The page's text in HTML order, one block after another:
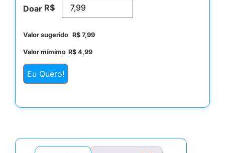
Doar R$
Valor sugerido R$ 7,99
Valor mímimo R$ 4,99
Eu Quero!